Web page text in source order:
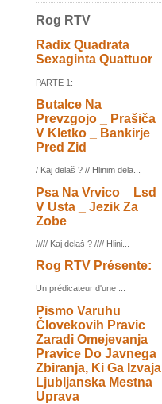
Rog RTV
Radix Quadrata
Sexaginta Quattuor
PARTE 1:
Butalce Na
Prevzgojo _ Prašiča
V Kletko _ Bankirje
Pred Zid
/ Kaj delaš ? // Hlinim dela...
Psa Na Vrvico _ Lsd
V Usta _ Jezik Za
Zobe
///// Kaj delaš ? //// Hlini...
Rog RTV Présente:
Un prédicateur d'une ...
Pismo Varuhu
Človekovih Pravic
Zaradi Omejevanja
Pravice Do Javnega
Zbiranja, Ki Ga Izvaja
Ljubljanska Mestna
Uprava